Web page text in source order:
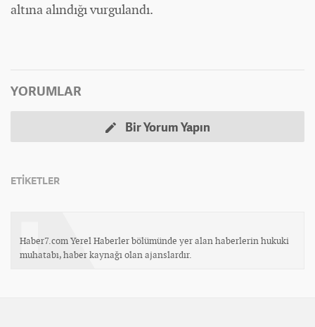
altına alındığı vurgulandı.
YORUMLAR
Bir Yorum Yapın
ETİKETLER
Haber7.com Yerel Haberler bölümünde yer alan haberlerin hukuki
muhatabı, haber kaynağı olan ajanslardır.